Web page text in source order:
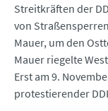
Streitkräften der
von
Mauer, um den
Mauer riegelte
Erst am 9.
protestierender